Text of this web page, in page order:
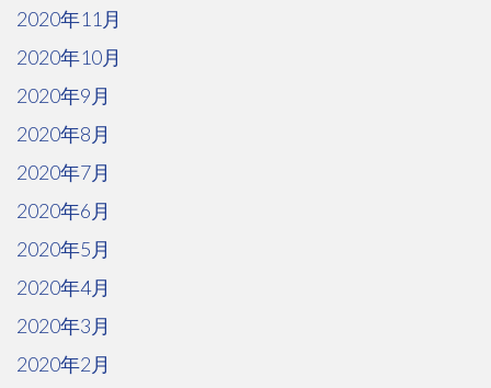
2020年11月
2020年10月
2020年9月
2020年8月
2020年7月
2020年6月
2020年5月
2020年4月
2020年3月
2020年2月